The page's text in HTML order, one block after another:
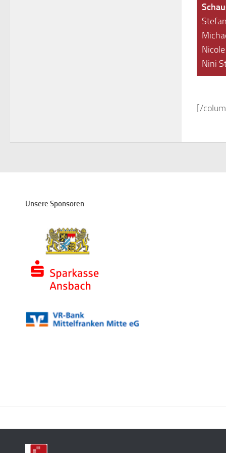
Nini
[/
Unsere Sponsoren